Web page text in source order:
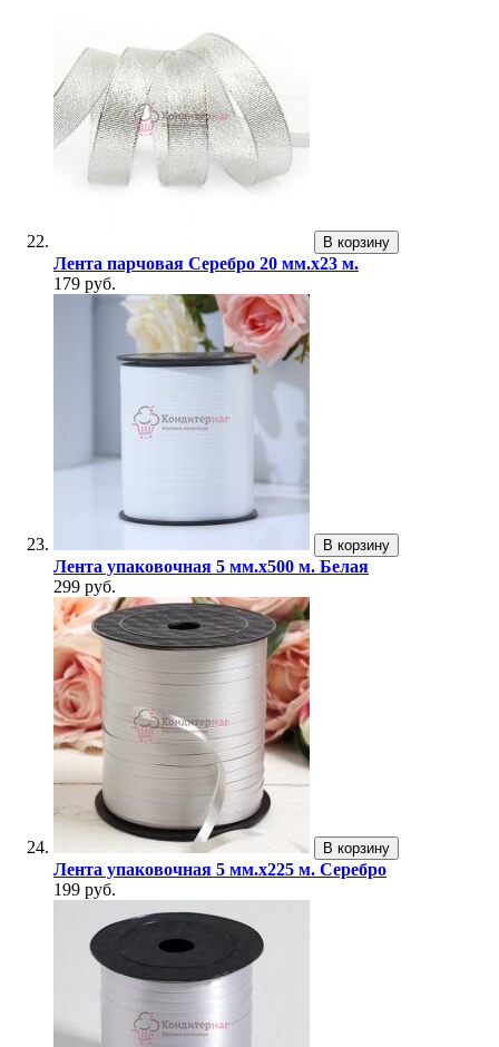
В корзину
Лента парчовая Серебро 20 мм.х23 м.
179 руб.
В корзину
Лента упаковочная 5 мм.х500 м. Белая
299 руб.
В корзину
Лента упаковочная 5 мм.х225 м. Серебро
199 руб.